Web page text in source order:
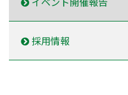
採用情報